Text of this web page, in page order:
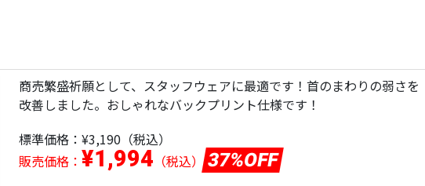
商売繁盛祈願として、スタッフウェアに最適です！首のまわりの弱さを
改善しました。おしゃれなバックプリント仕様です！
標準価格： ¥3,190 （税込）
販売価格： ¥1,994 （税込） 37%OFF